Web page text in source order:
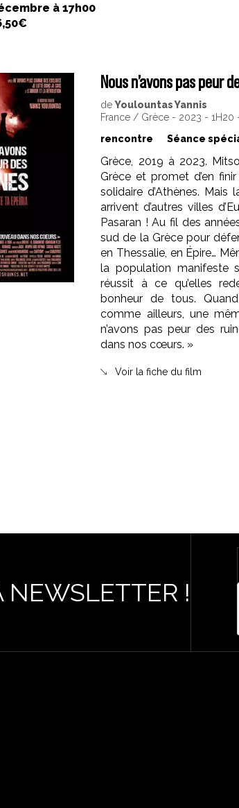
à 17h00
Nous n’avons pas peur
deYoulountas Yannis
France / Grèce - 2023 - 1H20
rencontre
Séance
Grèce, 2019 à 2023.
Grèce et promet d’en
solidaire d’Athènes. Mais
arrivent d’autres villes
Pasaran ! Au fil des
sud de la Grèce pour
en Thessalie, en Épire…
la population manifeste
réussit à ce qu’elles
bonheur de tous.
comme ailleurs, une
n’avons pas peur des
dans nos cœurs. »
Voir la fiche du film
NEWSLETTER !